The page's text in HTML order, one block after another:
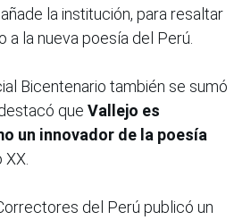
añade la institución, para resaltar
a la nueva poesía del Perú.
Bicentenario también se sumó
que Vallejo es
un innovador de la poesía
del Perú publicó un